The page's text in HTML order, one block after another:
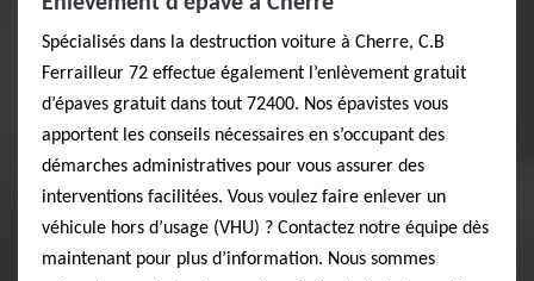
Spécialisés dans la destruction voiture à Cherre, C.B
Ferrailleur 72 effectue également l’enlèvement gratuit
d’épaves gratuit dans tout 72400. Nos épavistes vous
apportent les conseils nécessaires en s’occupant des
démarches administratives pour vous assurer des
interventions facilitées. Vous voulez faire enlever un
véhicule hors d’usage (VHU) ? Contactez notre équipe dès
maintenant pour plus d’information. Nous sommes